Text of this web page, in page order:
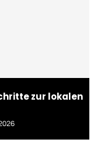
zur lokalen